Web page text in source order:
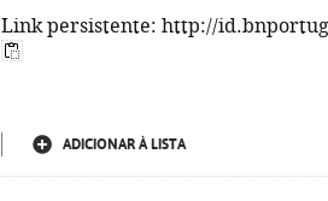
Link persistente: http://
ADICIONAR À LISTA